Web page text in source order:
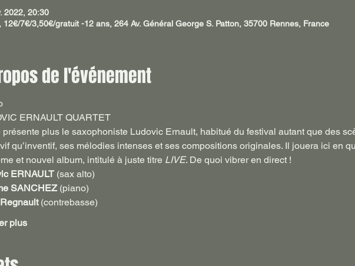
2022, 20:30
12€/7€/3,50€/gratuit -12 ans, 264 Av. Général George S. Patton, 35700 Rennes, France
de l'événement
ERNAULT QUARTET
présente plus le saxophoniste Ludovic Ernault, habitué du festival autant que des
qu’inventif, ses mélodies intenses et ses compositions originales. Il jouera ici en
et nouvel album, intitulé à juste titre LIVE. De quoi vibrer en direct !
ERNAULT (sax alto)
SANCHEZ (piano)
(contrebasse)
plus